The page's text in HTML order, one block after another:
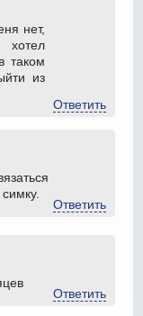
нет,
таком
из
Ответить
Ответить
Ответить